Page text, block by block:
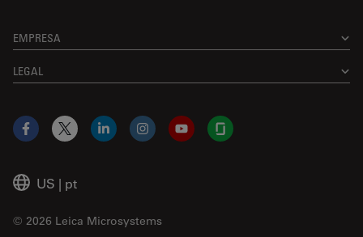
EMPRESA
LEGAL
US | pt
© 2026 Leica Microsystems
Facebook
X LinkedInInstagramYouTubeGlassdoor